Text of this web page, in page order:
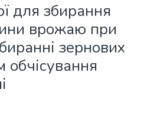
для збирання
врожаю при
зернових
обчісування